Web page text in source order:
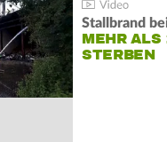
Stallbrand
MEHR ALS
STERBEN